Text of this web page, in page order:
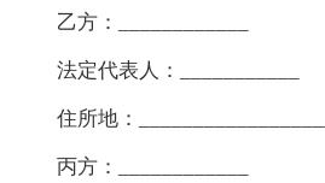
乙方：____________
法定代表人：___________
住所地：__________________
丙方：____________